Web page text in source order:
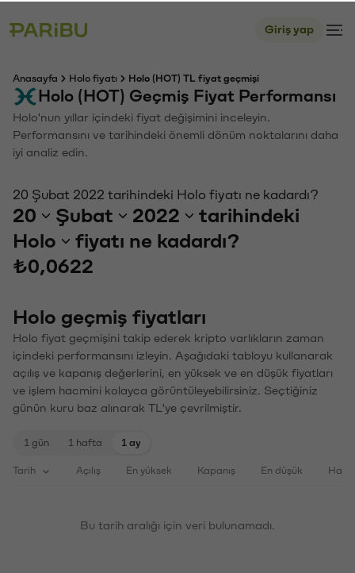
Giriş yap
Anasayfa Holo fiyatı Holo (HOT) TL fiyat geçmişi
Holo (HOT) Geçmiş Fiyat Performansı
Holo'nun yıllar içindeki fiyat değişimini inceleyin.
Performansını ve tarihindeki önemli dönüm noktalarını daha
iyi analiz edin.
20 Şubat 2022 tarihindeki Holo fiyatı ne kadardı?
20 Şubat 2022
tarihindeki
Holo
fiyatı ne kadardı?
₺0,0622
Holo geçmiş fiyatları
Holo fiyat geçmişini takip ederek kripto varlıkların zaman
içindeki performansını izleyin. Aşağıdaki tabloyu kullanarak
açılış ve kapanış değerlerini, en yüksek ve en düşük fiyatları
ve işlem hacmini kolayca görüntüleyebilirsiniz. Seçtiğiniz
günün kuru baz alınarak TL'ye çevrilmiştir.
1 gün 1 hafta 1 ay
Tarih Açılış En yüksek Kapanış En düşük
Bu tarih aralığı için veri bulunamadı.